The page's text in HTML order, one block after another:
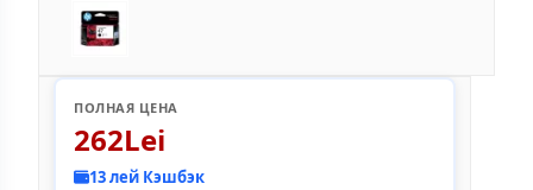
ПОЛНАЯ ЦЕНА
262Lei
13 лей Кэшбэк